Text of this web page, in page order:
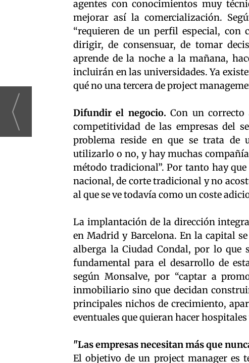
agentes con conocimientos muy
mejorar así la comercialización.
“requieren de un perfil especial, con
dirigir, de consensuar, de tomar
aprende de la noche a la mañana,
incluirán en las universidades. Ya
qué no una tercera de project
Difundir el negocio. Con un correcto
competitividad de las empresas del
problema reside en que se trata de
utilizarlo o no, y hay muchas
método tradicional”. Por tanto hay
nacional, de corte tradicional y no
al que se ve todavía como un coste
La implantación de la dirección
en Madrid y Barcelona. En la capital
alberga la Ciudad Condal, por lo que
fundamental para el desarrollo de
según Monsalve, por “captar a
inmobiliario sino que decidan
principales nichos de crecimiento,
eventuales que quieran hacer hospitales
"Las empresas necesitan más que
El objetivo de un project manager es